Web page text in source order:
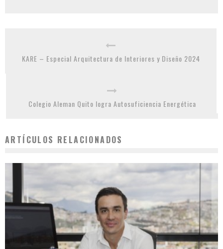
KARE – Especial Arquitectura de Interiores y Diseño 2024
Colegio Aleman Quito logra Autosuficiencia Energética
ARTÍCULOS RELACIONADOS